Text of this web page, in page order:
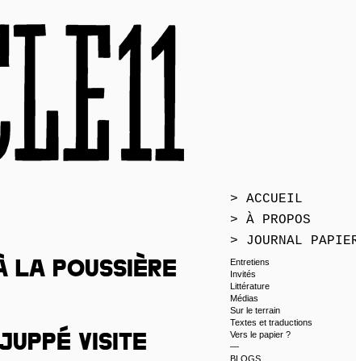
la poussière
visite
> ACCUEIL
> À PROPOS
> JOURNAL
Entretiens
Invités
Littérature
Médias
Sur le terrain
Textes et traductions
Vers le papier ?
—
BLOGS